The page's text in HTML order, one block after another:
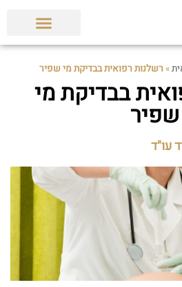
»רשלנות רפואית בבדיקת מי שפיר
בבדיקת מי
שפיר
עו"ד